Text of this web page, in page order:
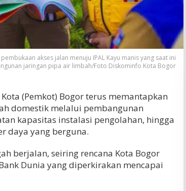
akses jalan menuju IPAL Kayu manis yang saat ini
jaringan pipa air limbah/Foto Diskominfo Kota Bogor
(Pemkot) Bogor terus memantapkan
domestik melalui pembangunan
kapasitas instalasi pengolahan, hingga
daya yang berguna.
berjalan, seiring rencana Kota Bogor
Dunia yang diperkirakan mencapai